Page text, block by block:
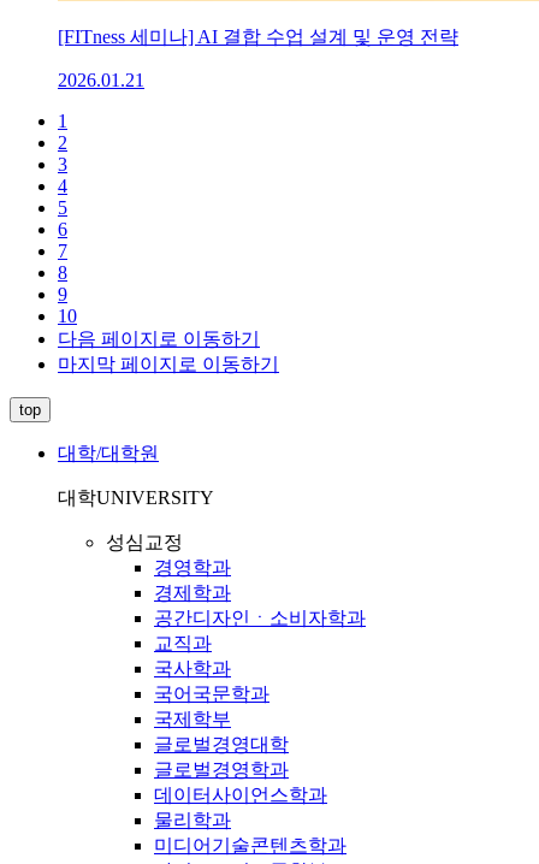
[FITness 세미나] AI 결합 수업 설계 및 운영 전략
2026.01.21
1
2
3
4
5
6
7
8
9
10
다음 페이지로 이동하기
마지막 페이지로 이동하기
top
대학/대학원
대학UNIVERSITY
성심교정
경영학과
경제학과
공간디자인ㆍ소비자학과
교직과
국사학과
국어국문학과
국제학부
글로벌경영대학
글로벌경영학과
데이터사이언스학과
물리학과
미디어기술콘텐츠학과